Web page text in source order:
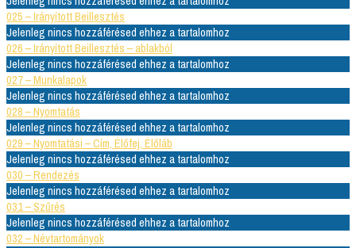
025 – Irányított Beillesztés
Jelenleg nincs hozzáférésed ehhez a tartalomhoz
026 – Irányított Beillesztés – ablakból
Jelenleg nincs hozzáférésed ehhez a tartalomhoz
027 – Munkalapok
Jelenleg nincs hozzáférésed ehhez a tartalomhoz
028 – Nyomtatás
Jelenleg nincs hozzáférésed ehhez a tartalomhoz
029 – Nyomtatási – Cím, Élőfej, Élőláb
Jelenleg nincs hozzáférésed ehhez a tartalomhoz
030 – Rendezés
Jelenleg nincs hozzáférésed ehhez a tartalomhoz
031 – Szűrés
Jelenleg nincs hozzáférésed ehhez a tartalomhoz
032 – Névtartományok